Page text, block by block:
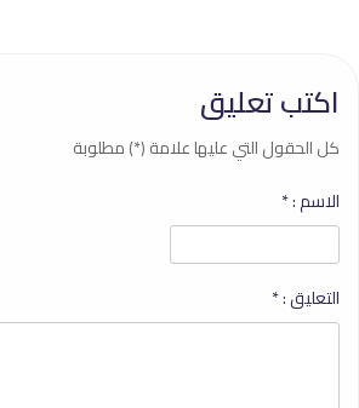
اكتب تعليق
كل الحقول التي عليها علامة (*) مطلوبة
الاسم :*
التعليق :*